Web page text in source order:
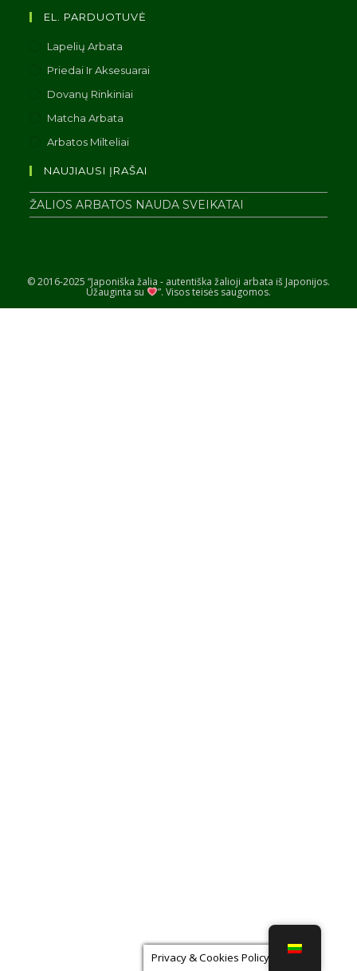
EL. PARDUOTUVĖ
Lapelių Arbata
Priedai Ir Aksesuarai
Dovanų Rinkiniai
Matcha Arbata
Arbatos Milteliai
NAUJIAUSI ĮRAŠAI
ŽALIOS ARBATOS NAUDA SVEIKATAI
© 2016-2025 “Japoniška žalia - autentiška žalioji arbata iš Japonijos.
Užauginta su ”. Visos teisės saugomos.
Privacy & Cookies Policy